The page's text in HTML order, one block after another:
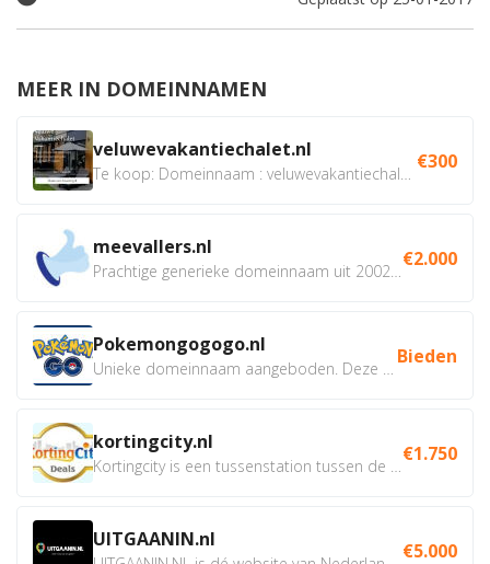
MEER IN DOMEINNAMEN
veluwevakantiechalet.nl €300
meevallers.nl €2.000
Pokemongogogo.nl Bieden
kortingcity.nl €1.750
UITGAANIN.nl €5.000